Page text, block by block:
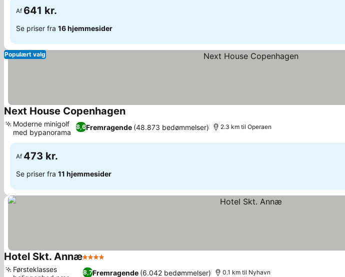
Af 641 kr.
Se priser fra 16 hjemmesider
Populært valg
Next House Copenhagen
8,6Fremragende (48.873 bedømmelser)
Moderne minigolf
med bypanorama
2.3 km til Operaen
Af 473 kr.
Se priser fra 11 hjemmesider
Hotel Skt. Annæ4 Stjerner
8,7Fremragende (6.042 bedømmelser)
Førsteklasses
0.1 km til Nyhavn